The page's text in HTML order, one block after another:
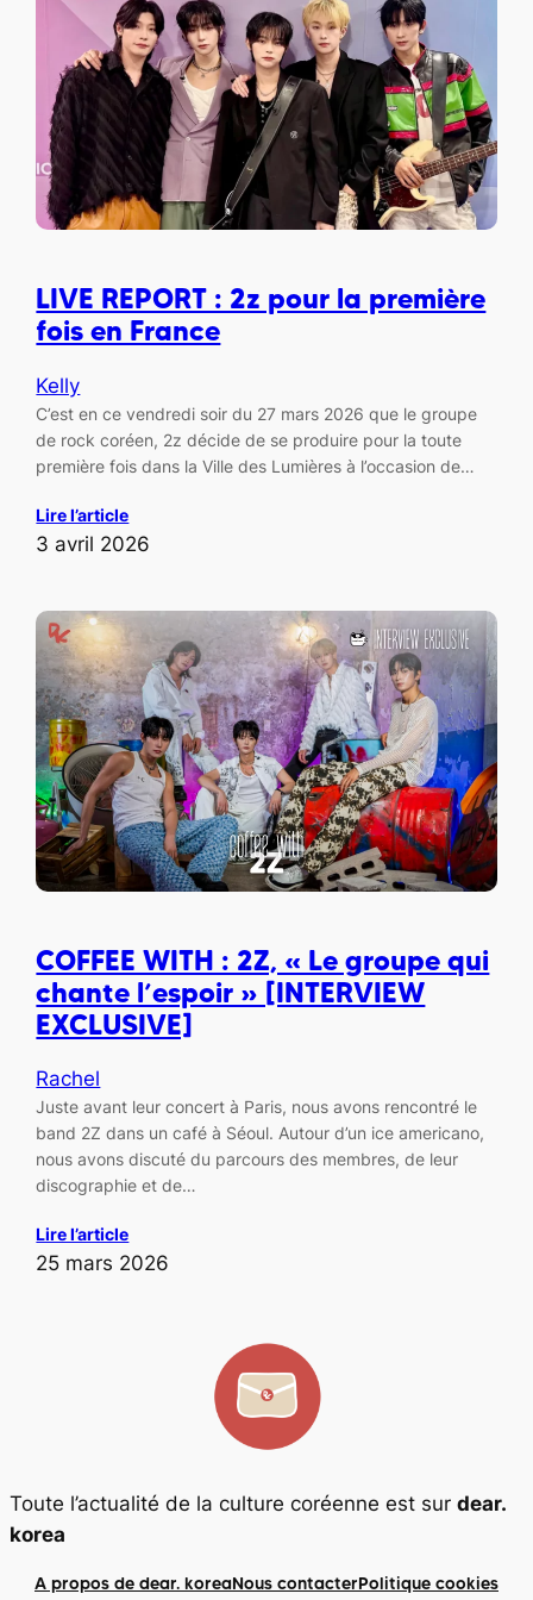
LIVE REPORT : 2z pour la première
fois en France
Kelly
C’est en ce vendredi soir du 27 mars 2026 que le groupe
de rock coréen, 2z décide de se produire pour la toute
première fois dans la Ville des Lumières à l’occasion de…
Lire l’article
3 avril 2026
COFFEE WITH : 2Z, « Le groupe qui
chante l’espoir » [INTERVIEW
EXCLUSIVE]
Rachel
Juste avant leur concert à Paris, nous avons rencontré le
band 2Z dans un café à Séoul. Autour d’un ice americano,
nous avons discuté du parcours des membres, de leur
discographie et de…
Lire l’article
25 mars 2026
Toute l’actualité de la culture coréenne est sur dear.
korea
A propos de dear. koreaNous contacterPolitique cookies